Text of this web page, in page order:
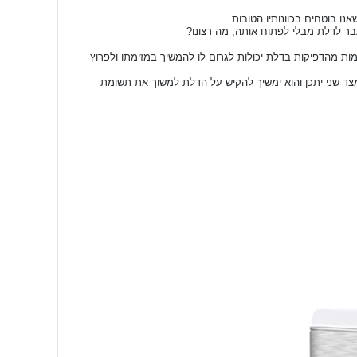
מהדפיקות בדלת יכולות לגרום לו להמשיך במזימתו ולפרוץ
שני יתכן והוא ימשיך להקיש על הדלת למשוך את תשומת